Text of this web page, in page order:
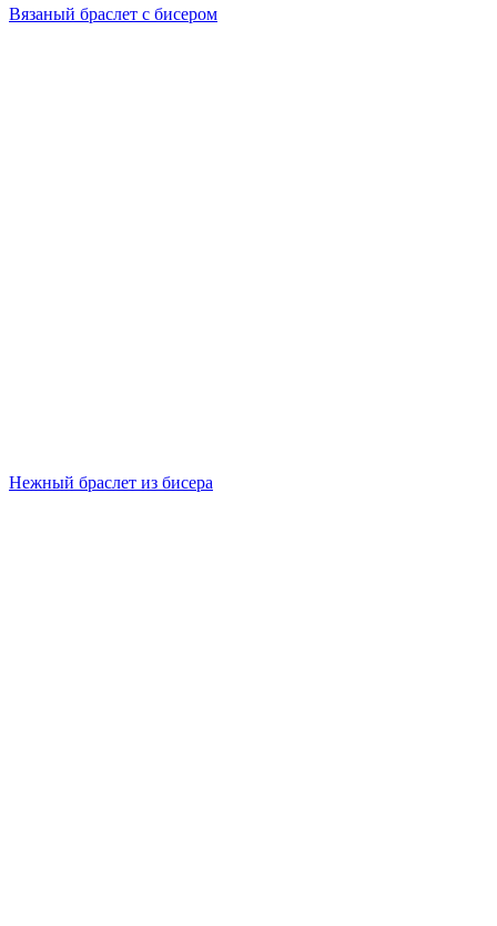
Вязаный браслет с бисером
Нежный браслет из бисера